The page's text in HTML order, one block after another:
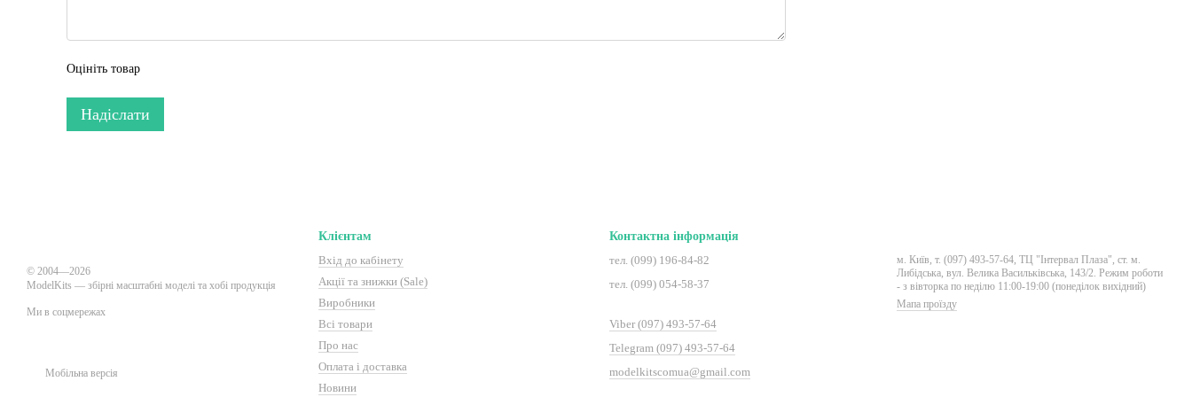
Оцініть товар
Надіслати
© 2004—2026
ModelKits — збірні масштабні моделі та хобі продукція
Ми в соцмережах
Мобільна версія
Клієнтам
Вхід до кабінету
Акції та знижки (Sale)
Виробники
Всі товари
Про нас
Оплата і доставка
Новини
Контактна інформація
тел. (099) 196-84-82
тел. (099) 054-58-37
Viber (097) 493-57-64
Telegram (097) 493-57-64
modelkitscomua@gmail.com
м. Київ, т. (097) 493-57-64, ТЦ "Інтервал Плаза", ст. м.
Либідська, вул. Велика Васильківська, 143/2. Режим роботи
- з вівторка по неділю 11:00-19:00 (понеділок вихідний)
Мапа проїзду